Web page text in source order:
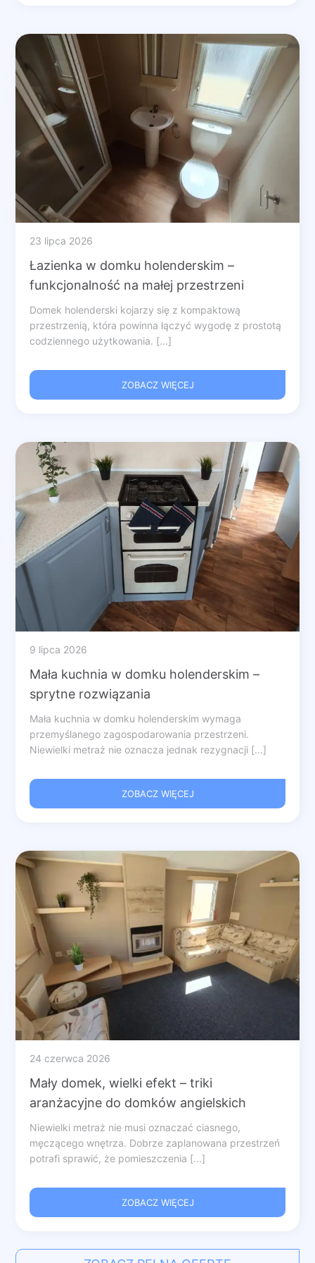
23 lipca 2026
Łazienka w domku holenderskim –
funkcjonalność na małej przestrzeni
Domek holenderski kojarzy się z kompaktową
przestrzenią, która powinna łączyć wygodę z prostotą
codziennego użytkowania. [...]
ZOBACZ WIĘCEJ
9 lipca 2026
Mała kuchnia w domku holenderskim –
sprytne rozwiązania
Mała kuchnia w domku holenderskim wymaga
przemyślanego zagospodarowania przestrzeni.
Niewielki metraż nie oznacza jednak rezygnacji [...]
ZOBACZ WIĘCEJ
24 czerwca 2026
Mały domek, wielki efekt – triki
aranżacyjne do domków angielskich
Niewielki metraż nie musi oznaczać ciasnego,
męczącego wnętrza. Dobrze zaplanowana przestrzeń
potrafi sprawić, że pomieszczenia [...]
ZOBACZ WIĘCEJ